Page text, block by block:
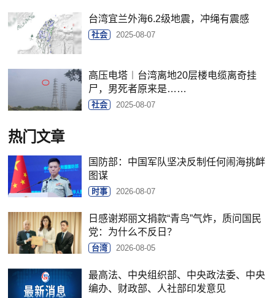
台湾宜兰外海6.2级地震，冲绳有震感
社会 2025-08-07
高压电塔︱台湾离地20层楼电缆离奇挂
尸，男死者原来是……
社会 2025-08-07
热门文章
国防部：中国军队坚决反制任何闹海挑衅
图谋
时事 2026-08-07
日感谢郑丽文捐款“青鸟”气炸，质问国民
党：为什么不反日？
台湾 2026-08-05
最高法、中央组织部、中央政法委、中央
编办、财政部、人社部印发意见